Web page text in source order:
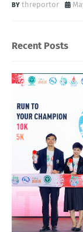
threportor
Recent Posts